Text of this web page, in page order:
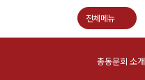
전체메뉴
총동문회 소개